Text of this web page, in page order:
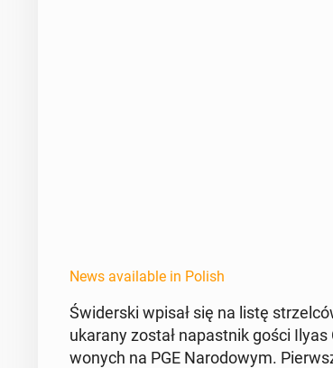
News available in Polish
Świder­s­ki wpisał się na listę
ukarany został na­past­nik gości
wonych na PGE Nar­o­dowym.